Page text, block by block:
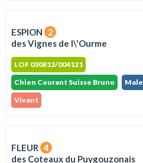
ESPION
2
des Vignes de l\'Ourme
LOF 030812/004121
Chien Courant Suisse Bruno
Male
Vivant
FLEUR 4
des Coteaux du Puygouzonais